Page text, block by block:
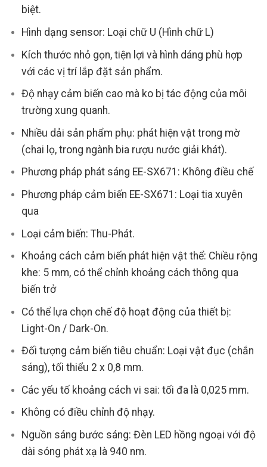
biệt.
Hình dạng sensor: Loại chữ U (Hình chữ L)
Kích thước nhỏ gọn, tiện lợi và hình dáng phù hợp
với các vị trí lắp đặt sản phẩm.
Độ nhạy cảm biến cao mà ko bị tác động của môi
trường xung quanh.
Nhiều dải sản phẩm phụ: phát hiện vật trong mờ
(chai lọ, trong ngành bia rượu nước giải khát).
Phương pháp phát sáng EE-SX671: Không điều chế
Phương pháp cảm biến EE-SX671: Loại tia xuyên
qua
Loại cảm biến: Thu-Phát.
Khoảng cách cảm biến phát hiện vật thể: Chiều rộng
khe: 5 mm, có thể chỉnh khoảng cách thông qua
biến trở
Có thể lựa chọn chế độ hoạt động của thiết bị:
Light-On / Dark-On.
Đối tượng cảm biến tiêu chuẩn: Loại vật đục (chắn
sáng), tối thiểu 2 x 0,8 mm.
Các yếu tố khoảng cách vi sai: tối đa là 0,025 mm.
Không có điều chỉnh độ nhạy.
Nguồn sáng bước sáng: Đèn LED hồng ngoại với độ
dài sóng phát xạ là 940 nm.